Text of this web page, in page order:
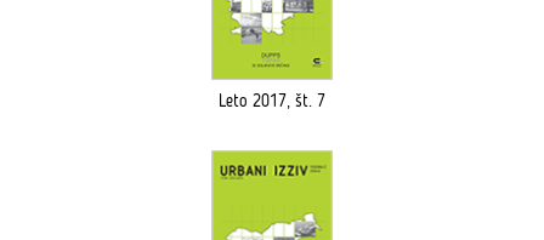
Leto 2017, št. 7